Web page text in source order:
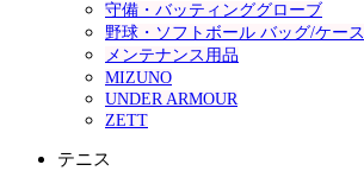
守備・バッティンググローブ
野球・ソフトボール バッグ/ケース
メンテナンス用品
MIZUNO
UNDER ARMOUR
ZETT
テニス